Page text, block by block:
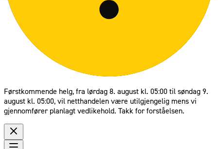
Førstkommende helg, fra lørdag 8. august kl. 05:00 til søndag 9.
august kl. 05:00, vil netthandelen være utilgjengelig mens vi
gjennomfører planlagt vedlikehold. Takk for forståelsen.